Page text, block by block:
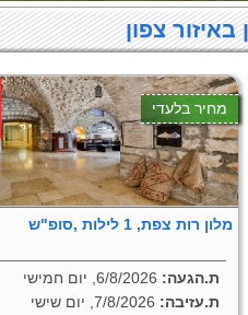
צפון
מחיר בלעדי
מלון רות צפת, 1 לילות ,סופ"ש
ת.הגעה:
ת.עזיבה: 7/8/2026, יום שישי